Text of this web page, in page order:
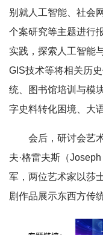
别就人工智能、社会
个案研究等主题进行
实践，探索人工智能
GIS技术等将相关历
统、图书馆培训与模
字史料转化困境、大
会后，研讨会艺
夫·格雷夫斯（
军，两位艺术家以莎
剧作品展示东西方传